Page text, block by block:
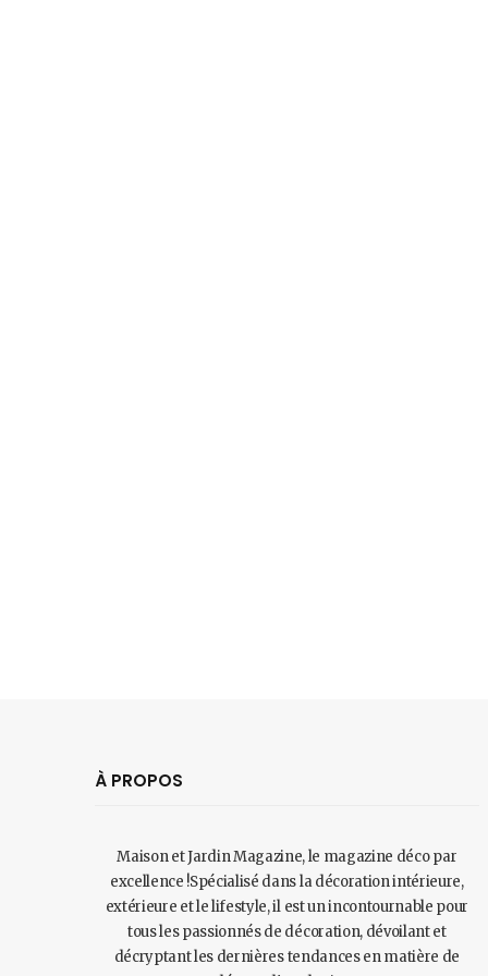
À PROPOS
Maison et Jardin Magazine, le magazine déco par
excellence !Spécialisé dans la décoration intérieure,
extérieure et le lifestyle, il est un incontournable pour
tous les passionnés de décoration, dévoilant et
décryptant les dernières tendances en matière de